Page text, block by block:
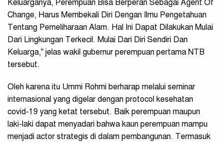
Keluarganya, Perempuan Bisa Berperan Sebagai Agent Of
Change, Harus Membekali Diri Dengan Ilmu Pengetahuan
Tentang Pemeliharaan Alam. Hal Ini Dapat Dilakukan Mulai
Dari Lingkungan Terkecil. Mulai Dari Diri Sendiri Dan
Keluarga,” jelas wakil gubernur perempuan pertama NTB
tersebut.
Oleh karena itu Ummi Rohmi berharap melalui seminar
internasional yang digelar dengan protocol kesehatan
covid-19 yang ketat tersebut. Baik perempuan maupun
laki-laki dapat menyadari bahwa kaun perempuan mampu
menjadi actor strategis di dalam pembangunan. Termasuk